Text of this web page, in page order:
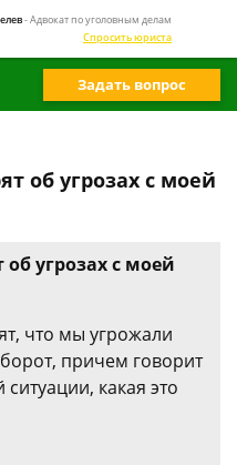
- Адвокат по уголовным делам
Спросить юриста
Задать вопрос
об угрозах с моей
об угрозах с моей
что мы угрожали
причем говорит
какая это